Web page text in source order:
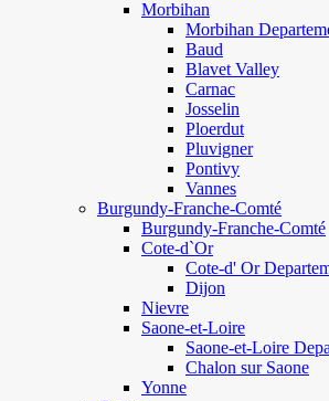
Morbihan
Morbihan
Baud
Blavet Valley
Carnac
Josselin
Ploerdut
Pluvigner
Pontivy
Vannes
Burgundy-Franche-Comté
Burgundy-Franche-Comté
Cote-d`Or
Cote-d' Or
Dijon
Nievre
Saone-et-Loire
Saone-et-Loire
Chalon sur Saone
Yonne